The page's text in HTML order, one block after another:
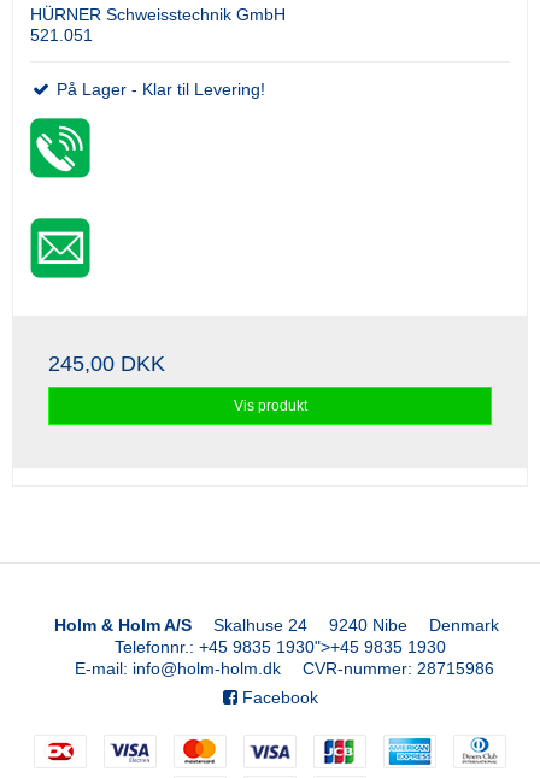
HÜRNER Schweisstechnik GmbH
521.051
På Lager - Klar til Levering!
245,00 DKK
Vis produkt
Holm & Holm A/S Skalhuse 24 9240 Nibe
Denmark
Telefonnr. : +45 9835 1930">+45 9835 1930
E-mail: info@holm-holm.dk CVR-nummer: 28715986
Facebook